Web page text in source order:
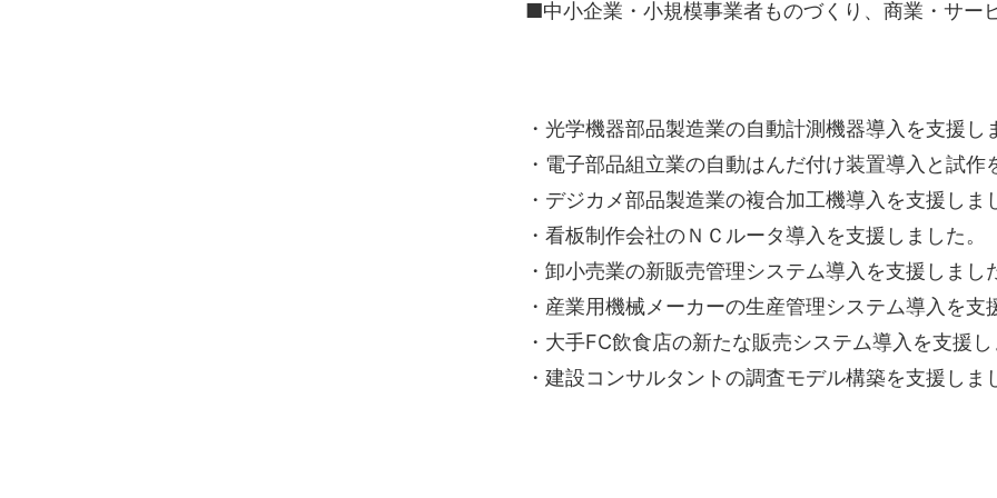
■中小企業・小規模事業者ものづくり、商業・サー
・光学機器部品製造業の自動計測機器導入を支援し
・電子部品組立業の自動はんだ付け装置導入と試作
・デジカメ部品製造業の複合加工機導入を支援しま
・看板制作会社のＮＣルータ導入を支援しました。
・卸小売業の新販売管理システム導入を支援しまし
・産業用機械メーカーの生産管理システム導入を支
・大手FC飲食店の新たな販売システム導入を支援
・建設コンサルタントの調査モデル構築を支援しま